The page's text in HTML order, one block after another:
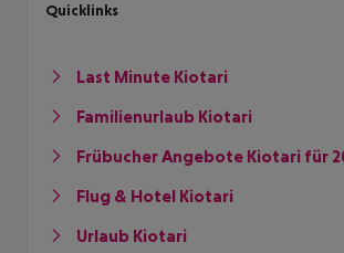
Quicklinks
Last Minute Kiotari
Familienurlaub Kiotari
Frübucher Angebote Kiotari für
Flug & Hotel Kiotari
Urlaub Kiotari